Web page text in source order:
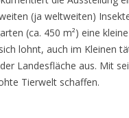
(ja weltweiten)
(ca. 450 m²) eine
lohnt, auch im Kleinen
Landesfläche aus. Mit
Tierwelt schaffen.